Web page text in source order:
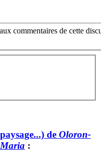
commentaires de cette
de Oloron-
: